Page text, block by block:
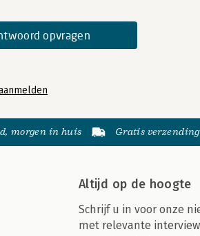
morgen in huis Gratis
Altijd op de hoogte
Schrijf u in voor onze
met relevante